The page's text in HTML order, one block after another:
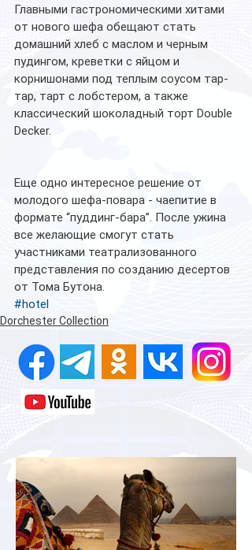
Главными гастрономическими хитами
от нового шефа обещают стать
домашний хлеб с маслом и черным
пудингом, креветки с яйцом и
корнишонами под теплым соусом тар-
тар, тарт с лобстером, а также
классический шоколадный торт Double
Decker.
Еще одно интересное решение от
молодого шефа-повара - чаепитие в
формате “пуддинг-бара”. После ужина
все желающие смогут стать
участниками театрализованного
представления по созданию десертов
от Тома Бутона.
#hotel
Dorchester Collection